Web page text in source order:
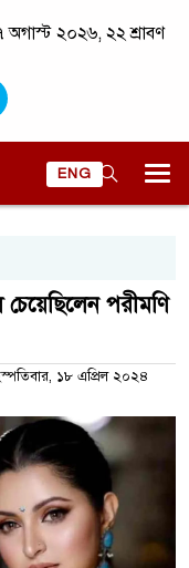
অগাস্ট ২০২৬, ২২ শ্রাবণ
ENG
পরীমণি
১৮ এপ্রিল ২০২৪